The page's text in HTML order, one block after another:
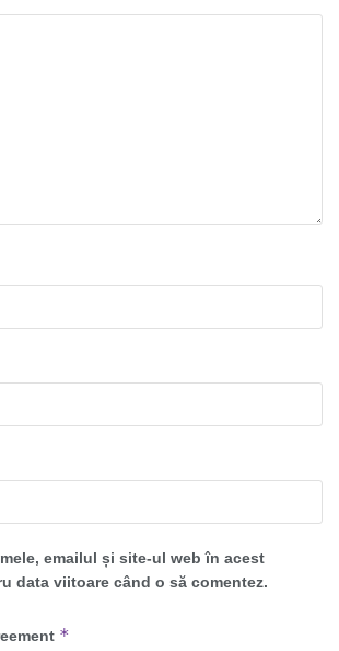
emailul și site-ul web în acest
data viitoare când o să comentez.
*